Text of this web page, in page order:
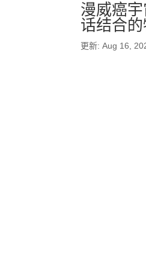
漫威癌
话结合
更新: Aug 16,